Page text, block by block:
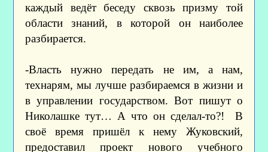
каждый ведёт беседу сквозь призму той
области знаний, в которой он наиболее
разбирается.
-Власть нужно передать не им, а нам,
технарям, мы лучше разбираемся в жизни и
в управлении государством. Вот пишут о
Николашке тут… А что он сделал-то?! В
своё время пришёл к нему Жуковский,
предоставил проект нового учебного